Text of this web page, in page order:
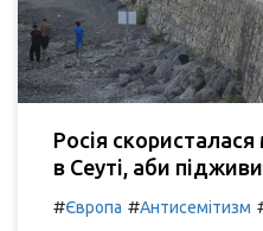
Росія
в Сеуті, аби
#Європа #Антисемітизм